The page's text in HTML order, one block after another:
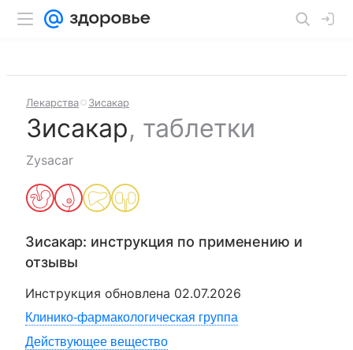
Лекарства Зисакар
Зисакар, таблетки
Zysacar
Зисакар: инструкция по применению и
отзывы
Инструкция обновлена 02.07.2026
Клинико-фармакологическая группа
Действующее вещество